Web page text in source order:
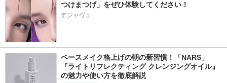
つけまつげ」をぜひ体験してください！
デジャヴュ
ベースメイク格上げの朝の新習慣！「NARS」
『ライトリフレクティング クレンジングオイル』
の魅力や使い方を徹底解説